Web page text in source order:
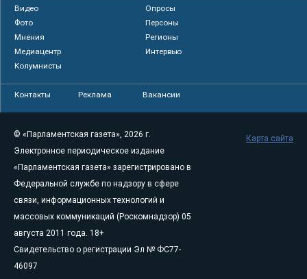
Видео
Опросы
Фото
Персоны
Мнения
Регионы
Медиацентр
Интервью
Колумнисты
Контакты Реклама Вакансии
© «Парламентская газета», 2026 г.
Электронное периодическое издание
«Парламентская газета» зарегистрировано в
Федеральной службе по надзору в сфере
связи, информационных технологий и
массовых коммуникаций (Роскомнадзор) 05
августа 2011 года. 18+
Свидетельство о регистрации Эл № ФС77-
46097
Карта сайта